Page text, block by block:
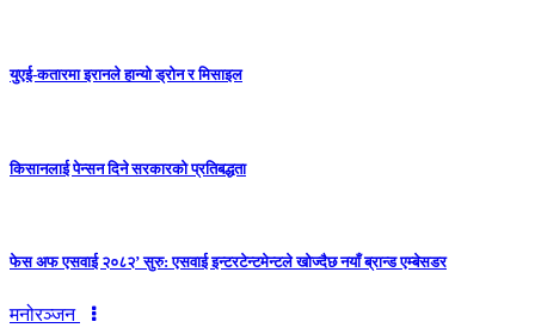
युएई-कतारमा इरानले हान्यो ड्रोन र मिसाइल
किसानलाई पेन्सन दिने सरकारको प्रतिबद्धता
फेस अफ एसवाई २०८२’ सुरु: एसवाई इन्टरटेन्टमेन्टले खोज्दैछ नयाँ ब्रान्ड एम्बेसडर
मनोरञ्जन